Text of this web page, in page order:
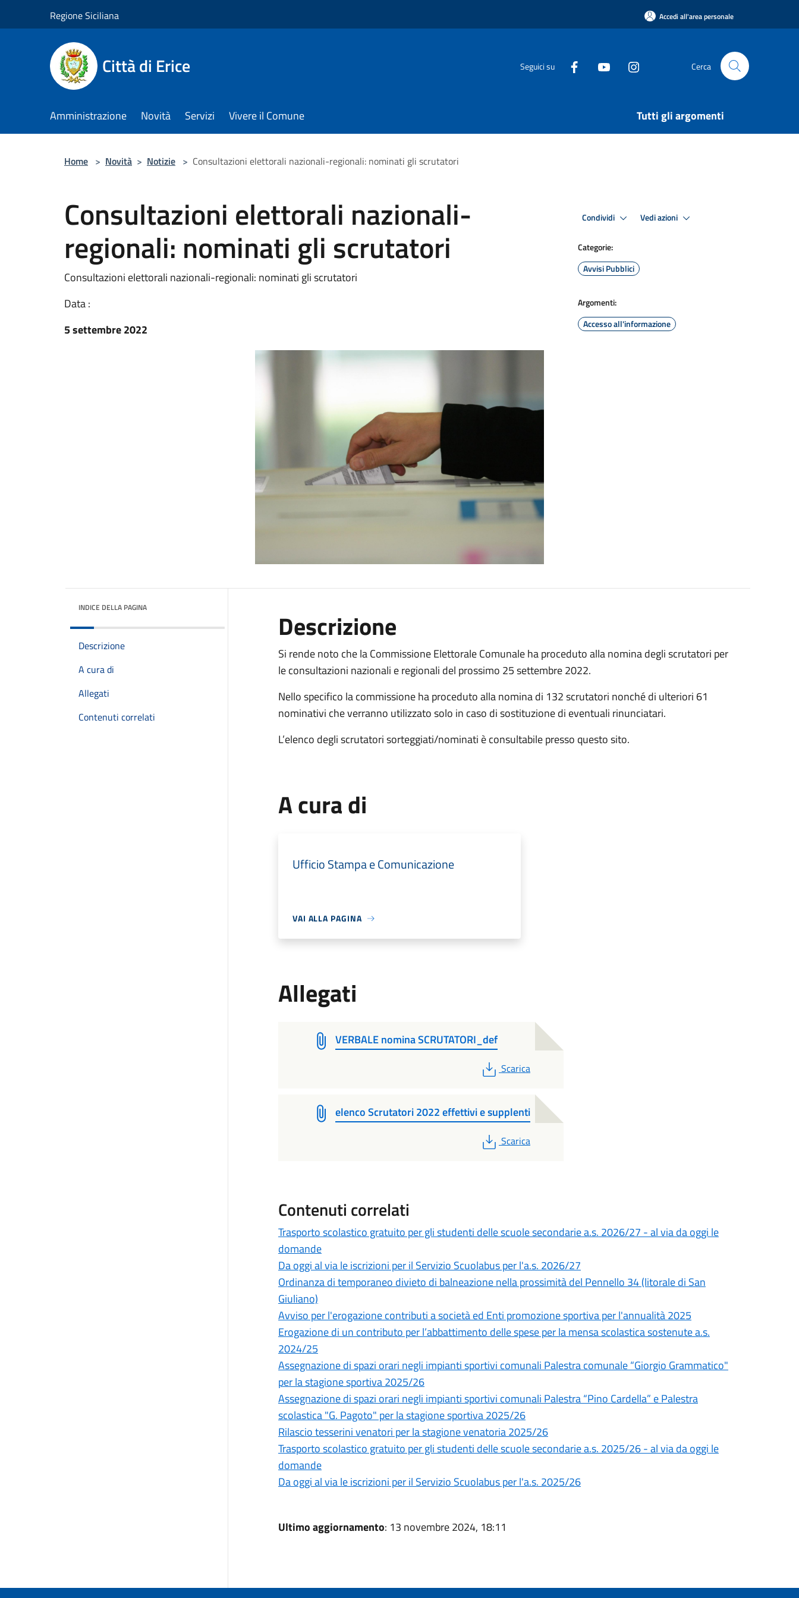
Regione Siciliana Accedi all'area personale
Città di Erice Seguici su Cerca
Amministrazione Novità Servizi Vivere il Comune Tutti gli argomenti
Home > Novità > Notizie > Consultazioni elettorali nazionali-regionali: nominati gli scrutatori
Consultazioni elettorali nazionali-
regionali: nominati gli scrutatori
Consultazioni elettorali nazionali-regionali: nominati gli scrutatori
Data :
5 settembre 2022
Condividi Vedi azioni
Categorie:
Avvisi Pubblici
Argomenti:
Accesso all'informazione
INDICE DELLA PAGINA
Descrizione
A cura di
Allegati
Contenuti correlati
Descrizione
Si rende noto che la Commissione Elettorale Comunale ha proceduto alla nomina degli scrutatori per
le consultazioni nazionali e regionali del prossimo 25 settembre 2022.
Nello specifico la commissione ha proceduto alla nomina di 132 scrutatori nonché di ulteriori 61
nominativi che verranno utilizzato solo in caso di sostituzione di eventuali rinunciatari.
L’elenco degli scrutatori sorteggiati/nominati è consultabile presso questo sito.
A cura di
Ufficio Stampa e Comunicazione
VAI ALLA PAGINA
Allegati
VERBALE nomina SCRUTATORI_def
PDF
Scarica
elenco Scrutatori 2022 effettivi e supplenti
PDF
Scarica
Contenuti correlati
Trasporto scolastico gratuito per gli studenti delle scuole secondarie a.s. 2026/27 - al via da oggi le
domande
Da oggi al via le iscrizioni per il Servizio Scuolabus per l'a.s. 2026/27
Ordinanza di temporaneo divieto di balneazione nella prossimità del Pennello 34 (litorale di San
Giuliano)
Avviso per l'erogazione contributi a società ed Enti promozione sportiva per l'annualità 2025
Erogazione di un contributo per l’abbattimento delle spese per la mensa scolastica sostenute a.s.
2024/25
Assegnazione di spazi orari negli impianti sportivi comunali Palestra comunale “Giorgio Grammatico"
per la stagione sportiva 2025/26
Assegnazione di spazi orari negli impianti sportivi comunali Palestra “Pino Cardella” e Palestra
scolastica "G. Pagoto" per la stagione sportiva 2025/26
Rilascio tesserini venatori per la stagione venatoria 2025/26
Trasporto scolastico gratuito per gli studenti delle scuole secondarie a.s. 2025/26 - al via da oggi le
domande
Da oggi al via le iscrizioni per il Servizio Scuolabus per l'a.s. 2025/26
Ultimo aggiornamento: 13 novembre 2024, 18:11